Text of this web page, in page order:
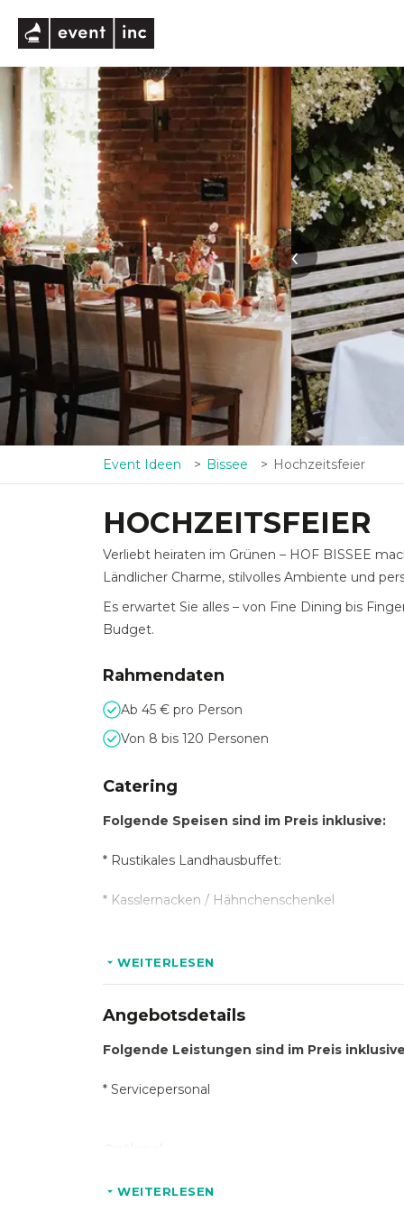
‹
Event Ideen Bissee Hochzeitsfeier
HOCHZEITSFEIER
Verliebt heiraten im Grünen – HOF BISSEE
Ländlicher Charme, stilvolles Ambiente und
Es erwartet Sie alles – von Fine Dining bis
Budget.
Rahmendaten
Ab 45 € pro Person
Von 8 bis 120 Personen
Catering
Folgende Speisen sind im Preis inklusive:
* Rustikales Landhausbuffet:
* Kasslernacken / Hähnchenschenkel
* Kartoffelgratin / Rosmarinkartoffeln
* Blattsalat / Dressing
* Brotkorb / Butter
WEITERLESEN
Angebotsdetails
Folgende Leistungen sind im Preis
* Servicepersonal
* Dekoration
WEITERLESEN